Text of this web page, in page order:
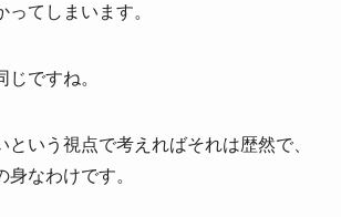
てしまいます。
ですね。
いう視点で考えればそれは歴然で、
なわけです。